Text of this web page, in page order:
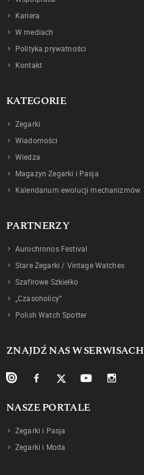
Kariera
W mediach
Polityka prywatności
Kontakt
KATEGORIE
Zegarki
Wiadomości
Wiedza
Magazyn Zegarki i Pasja
Kalendarium ewolucji mechanizmów
PARTNERZY
Aurochronos Festival
Stare Zegarki / Vintage Watches
Szafirowe Szkiełko
„Czasoholicy”
Polish Watch Spotter
ZNAJDŹ NAS W SERWISACH
NASZE PORTALE
Zegarki i Pasja
Zegarki i Moda